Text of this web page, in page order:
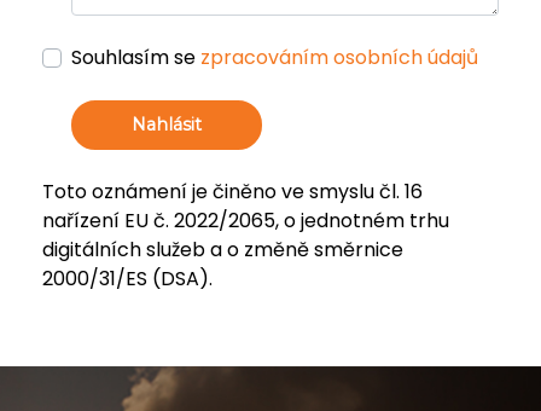
Souhlasím se zpracováním osobních údajů
Nahlásit
Toto oznámení je činěno ve smyslu čl. 16
nařízení EU č. 2022/2065, o jednotném trhu
digitálních služeb a o změně směrnice
2000/31/ES (DSA).